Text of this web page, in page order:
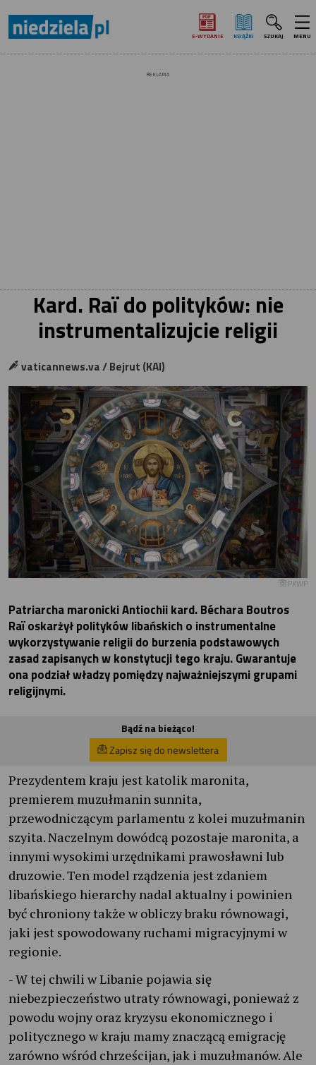
E‑WYDANIE KSIĄŻKI SZUKAJ MENU
REKLAMA
Kard. Raï do polityków: nie
instrumentalizujcie religii
vaticannews.va / Bejrut (KAI)
PKWP
Patriarcha maronicki Antiochii kard. Béchara Boutros
Raï oskarżył polityków libańskich o instrumentalne
wykorzystywanie religii do burzenia podstawowych
zasad zapisanych w konstytucji tego kraju. Gwarantuje
ona podział władzy pomiędzy najważniejszymi grupami
religijnymi.
Bądź na bieżąco!
Zapisz się do newslettera
Prezydentem kraju jest katolik maronita,
premierem muzułmanin sunnita,
przewodniczącym parlamentu z kolei muzułmanin
szyita. Naczelnym dowódcą pozostaje maronita, a
innymi wysokimi urzędnikami prawosławni lub
druzowie. Ten model rządzenia jest zdaniem
libańskiego hierarchy nadal aktualny i powinien
być chroniony także w obliczy braku równowagi,
jaki jest spowodowany ruchami migracyjnymi w
regionie.
- W tej chwili w Libanie pojawia się
niebezpieczeństwo utraty równowagi, ponieważ z
powodu wojny oraz kryzysu ekonomicznego i
politycznego w kraju mamy znaczącą emigrację
zarówno wśród chrześcijan, jak i muzułmanów. Ale